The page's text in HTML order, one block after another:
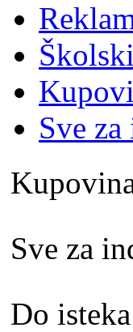
Sve
Sve za
Do